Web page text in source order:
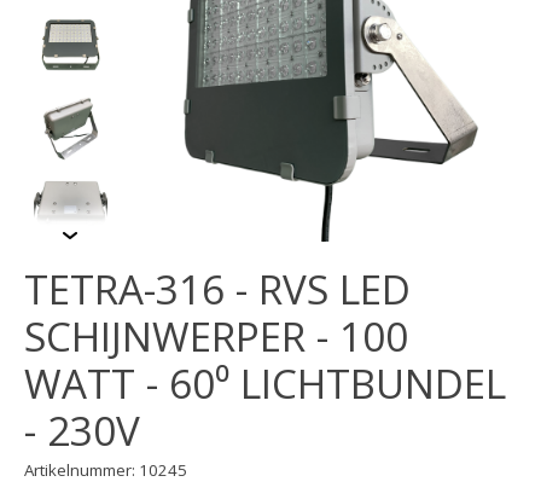
TETRA-316 - RVS LED
SCHIJNWERPER - 100
WATT - 60⁰ LICHTBUNDEL
- 230V
Artikelnummer: 10245